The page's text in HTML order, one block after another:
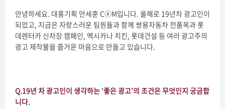
안녕하세요. 대홍기획 안세훈 CⓔM입니다. 올해로 19년차 광고인이
되었고, 지금은 자랑스러운 팀원들과 함께 쌍용자동차 전품목과 롯
데렌터카 신차장 캠페인, 멕시카나 치킨, 롯데건설 등 여러 광고주의
광고 제작물을 즐거운 마음으로 만들고 있습니다.
Q.19년 차 광고인이 생각하는 ‘좋은 광고’의 조건은 무엇인지 궁금합
니다.